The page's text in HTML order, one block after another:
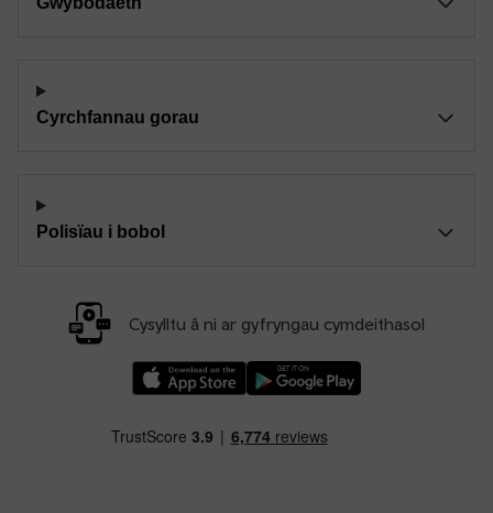
Cyrchfannau gorau
Polisïau i bobol
Cysylltu â ni ar gyfryngau cymdeithasol